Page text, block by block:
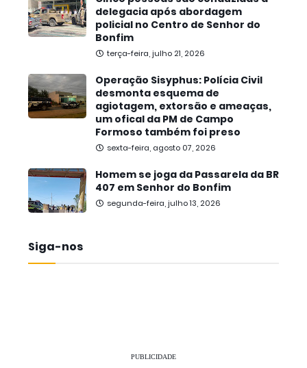
delegacia após abordagem
policial no Centro de Senhor do
Bonfim
terça-feira, julho 21, 2026
Operação Sisyphus: Polícia Civil
desmonta esquema de
agiotagem, extorsão e ameaças,
um ofical da PM de Campo
Formoso também foi preso
sexta-feira, agosto 07, 2026
Homem se joga da Passarela da BR
407 em Senhor do Bonfim
segunda-feira, julho 13, 2026
Siga-nos
PUBLICIDADE